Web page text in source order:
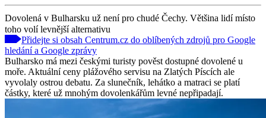
Dovolená v Bulharsku už není pro chudé Čechy. Většina lidí místo
toho volí levnější alternativu
Přidejte si obsah Centrum.cz do oblíbených zdrojů pro Google
hledání a Google zprávy
Bulharsko má mezi českými turisty pověst dostupné dovolené u
moře. Aktuální ceny plážového servisu na Zlatých Píscích ale
vyvolaly ostrou debatu. Za slunečník, lehátko a matraci se platí
částky, které už mnohým dovolenkářům levné nepřipadají.